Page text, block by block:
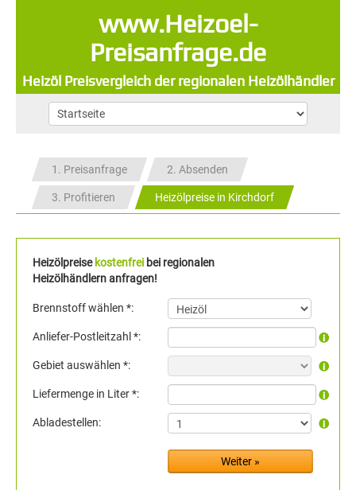
www.Heizoel-
Preisanfrage.de
Heizöl Preisvergleich der regionalen Heizölhändler
1. Preisanfrage 2. Absenden
3. Profitieren Heizölpreise in Kirchdorf
Heizölpreise kostenfrei bei regionalen
Heizölhändlern anfragen!
Brennstoff wählen *:
Anliefer-Postleitzahl *:
Gebiet auswählen *:
Liefermenge in Liter *:
Abladestellen: